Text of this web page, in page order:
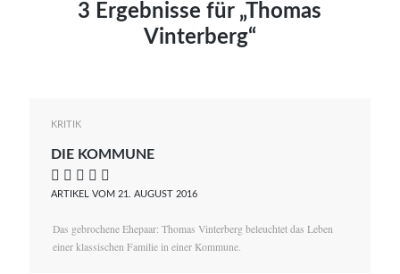
3 Ergebnisse für „Thomas
Vinterberg“
KRITIK
DIE KOMMUNE
    
ARTIKEL VOM 21. AUGUST 2016
Das gebrochene Ehepaar: Thomas Vinterberg beleuchtet das Leben
einer klassischen Familie in einer Kommune.